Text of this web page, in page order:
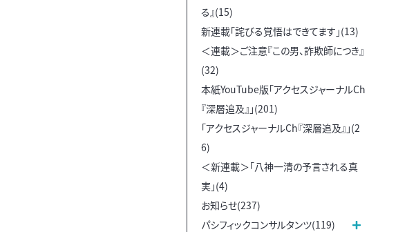
る』(15)
新連載「詫びる覚悟はできてます」(13)
＜連載＞ご注意『この男、詐欺師につき』
(32)
本紙YouTube版「アクセスジャーナルCh
『深層追及』」(201)
「アクセスジャーナルCh『深層追及』」(2
6)
＜新連載＞「八神一清の予言される真
実」(4)
お知らせ(237)
パシフィックコンサルタンツ(119)